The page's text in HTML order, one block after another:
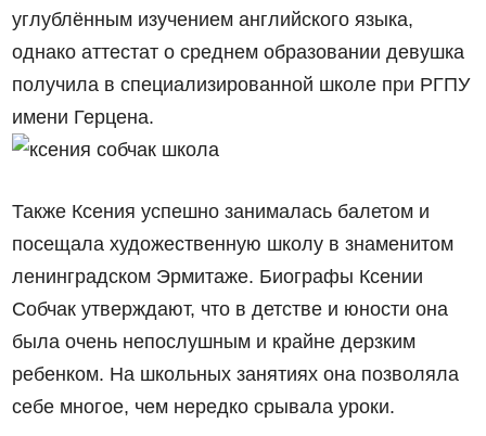
углублённым изучением английского языка,
однако аттестат о среднем образовании девушка
получила в специализированной школе при РГПУ
имени Герцена.
Также Ксения успешно занималась балетом и
посещала художественную школу в знаменитом
ленинградском Эрмитаже. Биографы Ксении
Собчак утверждают, что в детстве и юности она
была очень непослушным и крайне дерзким
ребенком. На школьных занятиях она позволяла
себе многое, чем нередко срывала уроки.